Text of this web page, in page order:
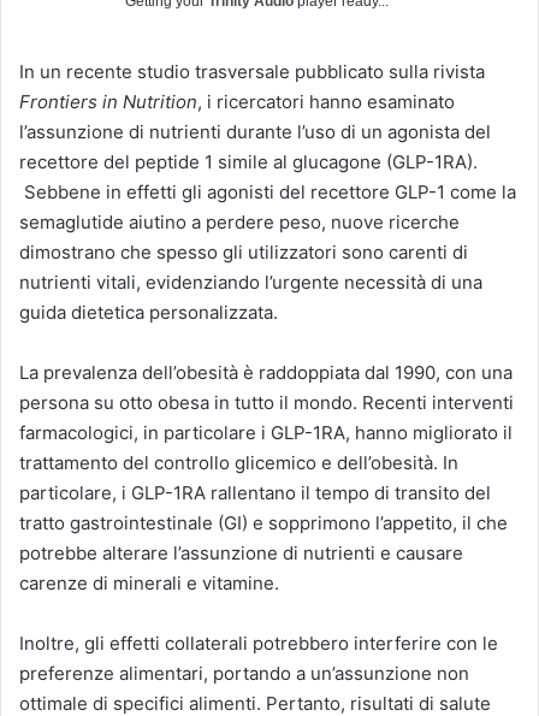
In un recente studio trasversale pubblicato sulla rivista
Frontiers in Nutrition, i ricercatori hanno esaminato
l’assunzione di nutrienti durante l’uso di un agonista del
recettore del peptide 1 simile al glucagone (GLP-1RA).
Sebbene in effetti gli agonisti del recettore GLP-1 come la
semaglutide aiutino a perdere peso, nuove ricerche
dimostrano che spesso gli utilizzatori sono carenti di
nutrienti vitali, evidenziando l’urgente necessità di una
guida dietetica personalizzata.
La prevalenza dell’obesità è raddoppiata dal 1990, con una
persona su otto obesa in tutto il mondo. Recenti interventi
farmacologici, in particolare i GLP-1RA, hanno migliorato il
trattamento del controllo glicemico e dell’obesità. In
particolare, i GLP-1RA rallentano il tempo di transito del
tratto gastrointestinale (GI) e sopprimono l’appetito, il che
potrebbe alterare l’assunzione di nutrienti e causare
carenze di minerali e vitamine.
Inoltre, gli effetti collaterali potrebbero interferire con le
preferenze alimentari, portando a un’assunzione non
ottimale di specifici alimenti. Pertanto, risultati di salute